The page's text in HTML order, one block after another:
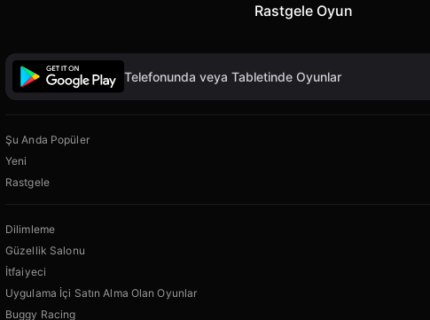
Rastgele Oyun
Telefonunda veya Tabletinde Oyunlar
Şu Anda Popüler
Yeni
Rastgele
Dilimleme
Güzellik Salonu
İtfaiyeci
Uygulama İçi Satın Alma Olan Oyunlar
Buggy Racing